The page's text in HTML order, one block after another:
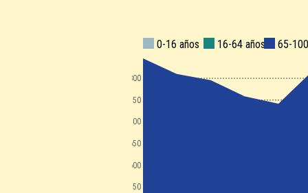
550
600
650
700
750
800
0-16 años 16-64 años 65-